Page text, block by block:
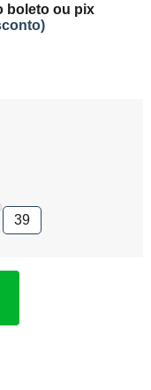
boleto ou pix
39